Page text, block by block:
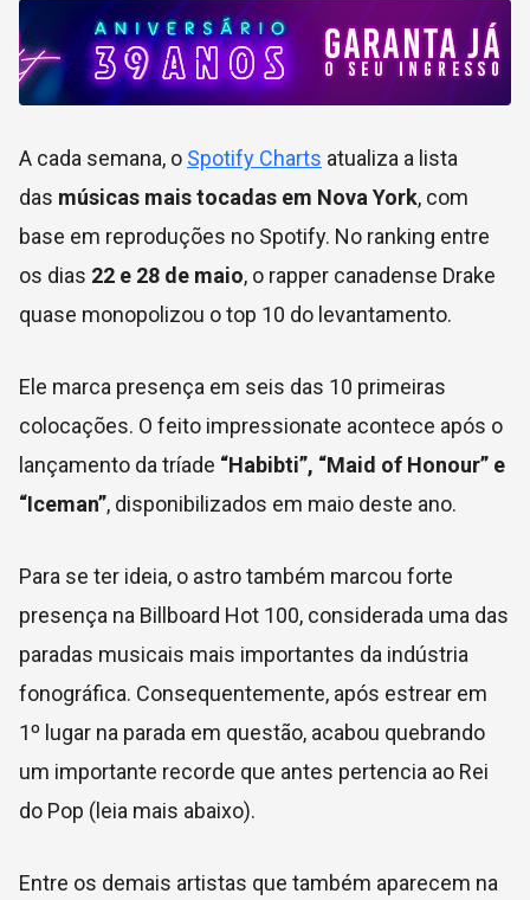
A cada semana, o Spotify Charts atualiza a lista
das músicas mais tocadas em Nova York, com
base em reproduções no Spotify. No ranking entre
os dias 22 e 28 de maio, o rapper canadense Drake
quase monopolizou o top 10 do levantamento.
Ele marca presença em seis das 10 primeiras
colocações. O feito impressionate acontece após o
lançamento da tríade “Habibti”, “Maid of Honour” e
“Iceman”, disponibilizados em maio deste ano.
Para se ter ideia, o astro também marcou forte
presença na Billboard Hot 100, considerada uma das
paradas musicais mais importantes da indústria
fonográfica. Consequentemente, após estrear em
1º lugar na parada em questão, acabou quebrando
um importante recorde que antes pertencia ao Rei
do Pop (leia mais abaixo).
Entre os demais artistas que também aparecem na